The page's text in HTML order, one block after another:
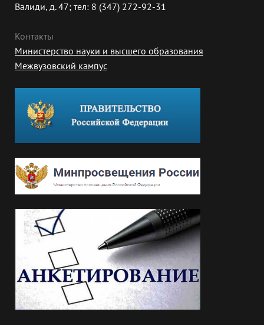
Валиди, д. 47; тел: 8 (347) 272-92-31
Контакты
Министерство науки и высшего образования
Межвузовский кампус